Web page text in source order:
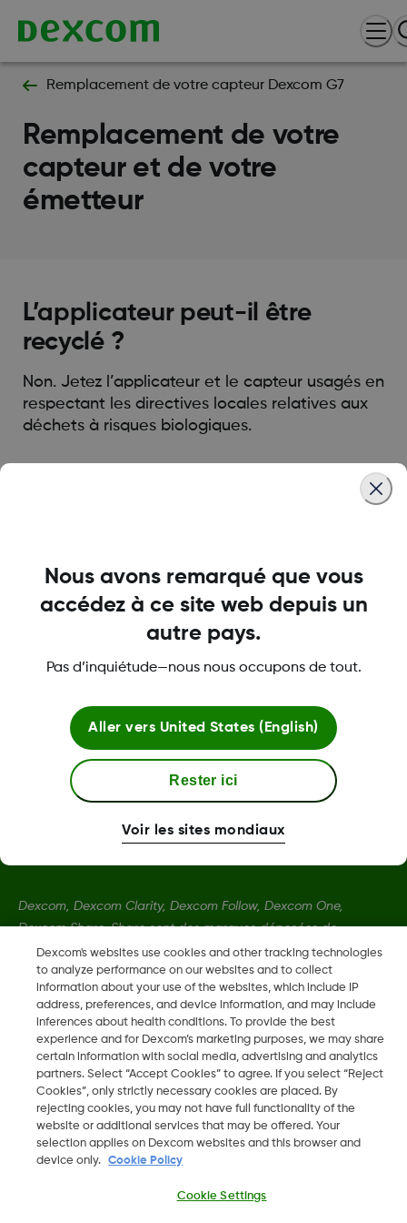
Remplacement de votre capteur Dexcom G7
Remplacement de votre
capteur et de votre
émetteur
L’applicateur peut-il être
recyclé ?
Non. Jetez l’applicateur et le capteur usagés en
respectant les directives locales relatives aux
déchets à risques biologiques.
LBL-1000444 Rev001
Conditions d'utilisation et politiques
Dexcom, Dexcom Clarity, Dexcom Follow, Dexcom One,
Dexcom Share, Share sont des marques déposées de
Dexcom, Inc. aux États-Unis et peuvent être enregistrées dans
d'autres pays.
LBL-1000444 Rev001
2026 Dexcom, Inc. Tous droits réservés.
Dexcom's websites use cookies and other tracking technologies
to analyze performance on our websites and to collect
information about your use of the websites, which include IP
address, preferences, and device information, and may include
inferences about health conditions. To provide the best
experience and for Dexcom’s marketing purposes, we may share
certain information with social media, advertising and analytics
partners. Select “Accept Cookies” to agree. If you select “Reject
Cookies”, only strictly necessary cookies are placed. By
rejecting cookies, you may not have full functionality of the
website or additional services that may be offered. Your
selection applies on Dexcom websites and this browser and
device only.
Cookie Policy
Cookie Settings
Nous avons remarqué que vous
accédez à ce site web depuis un
autre pays.
Pas d’inquiétude—nous nous occupons de tout.
Aller vers United States (English)
Rester ici
Voir les sites mondiaux